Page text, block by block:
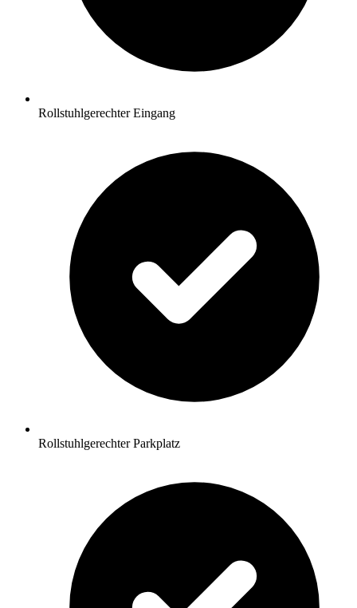
Rollstuhlgerechter Eingang
Rollstuhlgerechter Parkplatz